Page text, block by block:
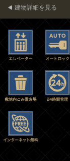
建物詳細を見る